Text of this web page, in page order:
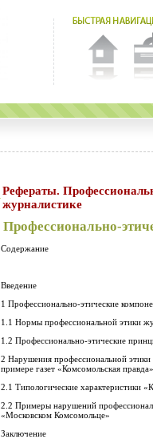
Рефераты. Профессионально-этические ориентиры в
журналистике
Профессионально-
Содержание
Введение
1 Профессионально-этические
1.1 Нормы профессиональной этики
1.2 Профессионально-этические
2 Нарушения профессиональной
примере газет «Комсомольская
2.1 Типологические характеристики
2.2 Примеры нарушений
«Московском Комсомольце»
Заключение